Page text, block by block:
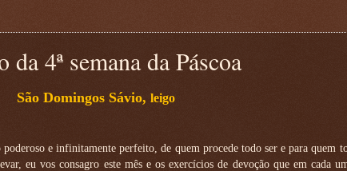
4ª semana da Páscoa
São Domingos Sávio, leigo
poderoso e infinitamente perfeito, de quem procede todo ser e para quem
eu vos consagro este mês e os exercícios de devoção que em cada